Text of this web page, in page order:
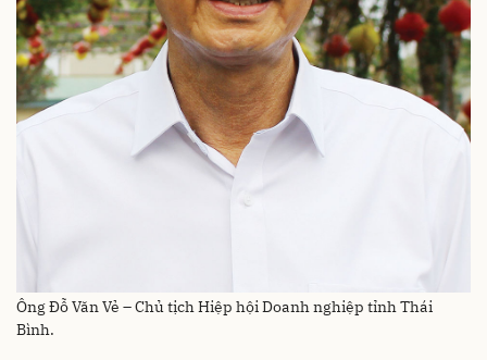
Ông Đỗ Văn Vẻ – Chủ tịch Hiệp hội Doanh nghiệp tỉnh Thái
Bình.